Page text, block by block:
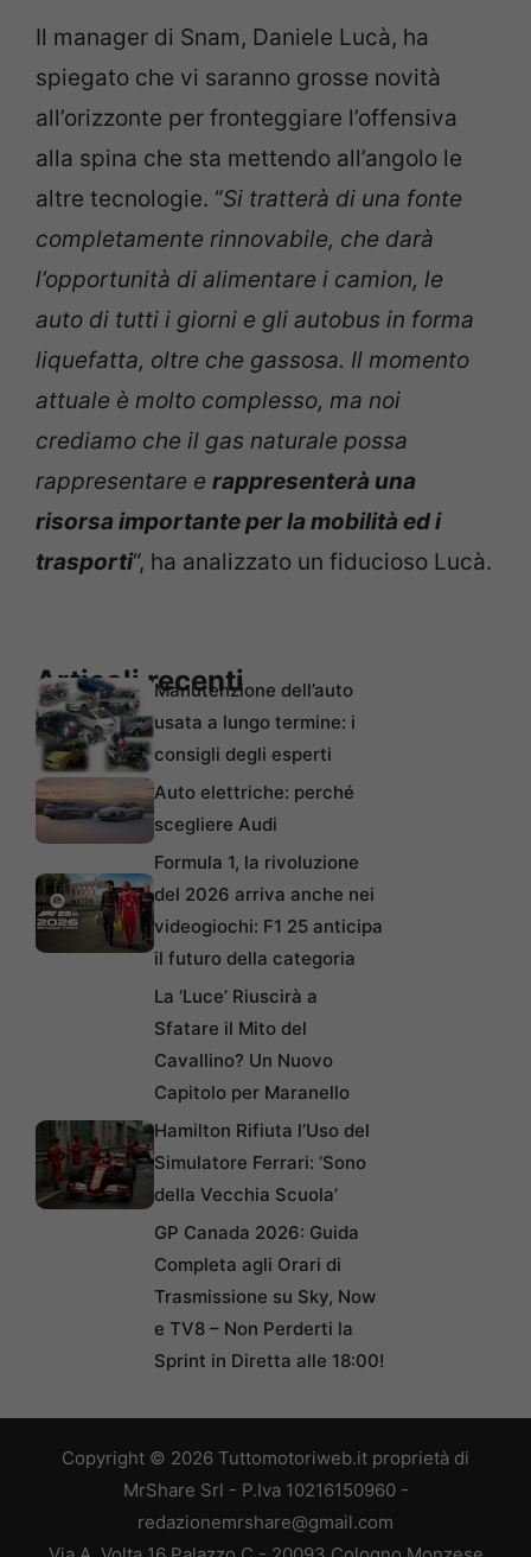
Il manager di Snam, Daniele Lucà, ha
spiegato che vi saranno grosse novità
all’orizzonte per fronteggiare l’offensiva
alla spina che sta mettendo all’angolo le
altre tecnologie. “Si tratterà di una fonte
completamente rinnovabile, che darà
l’opportunità di alimentare i camion, le
auto di tutti i giorni e gli autobus in forma
liquefatta, oltre che gassosa. Il momento
attuale è molto complesso, ma noi
crediamo che il gas naturale possa
rappresentare e rappresenterà una
risorsa importante per la mobilità ed i
trasporti“, ha analizzato un fiducioso Lucà.
Articoli recentiManutenzione dell’auto
usata a lungo termine: i
consigli degli esperti
Auto elettriche: perché
scegliere Audi
Formula 1, la rivoluzione
del 2026 arriva anche nei
videogiochi: F1 25 anticipa
il futuro della categoria
La ‘Luce’ Riuscirà a
Sfatare il Mito del
Cavallino? Un Nuovo
Capitolo per Maranello
Hamilton Rifiuta l’Uso del
Simulatore Ferrari: ‘Sono
della Vecchia Scuola’
GP Canada 2026: Guida
Completa agli Orari di
Trasmissione su Sky, Now
e TV8 – Non Perderti la
Sprint in Diretta alle 18:00!
Copyright © 2026 Tuttomotoriweb.it proprietà di
MrShare Srl - P.Iva 10216150960 -
redazionemrshare@gmail.com